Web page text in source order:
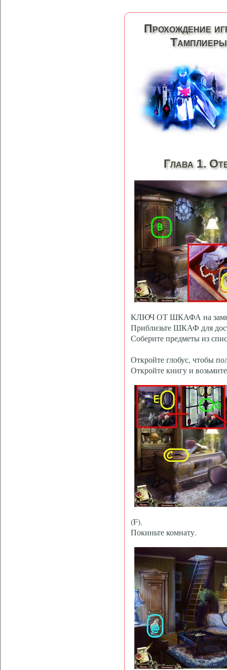
Прохождение
Глава 1.
КЛЮЧ ОТ ШКАФА на
Приблизьте ШКАФ для
Соберите предметы из
Откройте глобус, чтобы
Откройте книгу и
(F).
Покиньте комнату.